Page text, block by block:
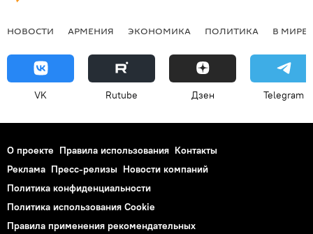
НОВОСТИ АРМЕНИЯ ЭКОНОМИКА ПОЛИТИКА В МИРЕ
VK Rutube Дзен Telegram
О проекте Правила использования Контакты
Реклама Пресс-релизы Новости компаний
Политика конфиденциальности
Политика использования Cookie
Правила применения рекомендательных